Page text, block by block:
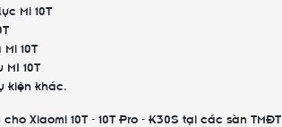
Mi 10T
10T
10T
kiện khác.
Xiaomi 10T - 10T Pro - K30S tại các sàn TMĐT